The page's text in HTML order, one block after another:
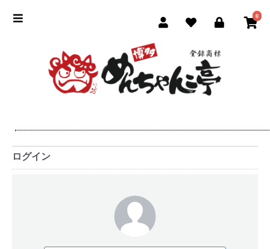
0
ログイン